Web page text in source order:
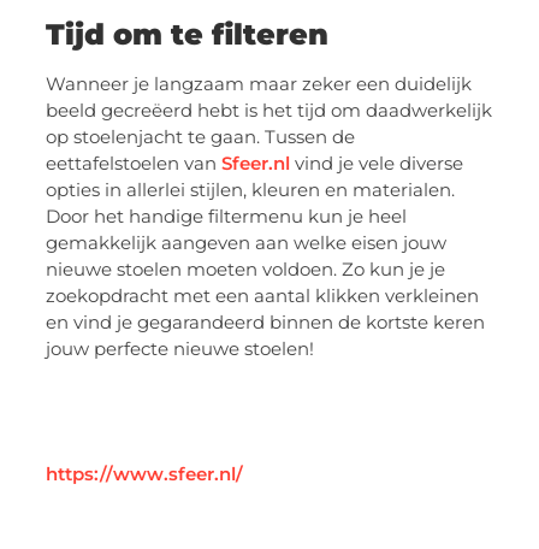
Tijd om te filteren
Wanneer je langzaam maar zeker een duidelijk
beeld gecreëerd hebt is het tijd om daadwerkelijk
op stoelenjacht te gaan. Tussen de
eettafelstoelen vanSfeer.nl vind je vele diverse
opties in allerlei stijlen, kleuren en materialen.
Door het handige filtermenu kun je heel
gemakkelijk aangeven aan welke eisen jouw
nieuwe stoelen moeten voldoen. Zo kun je je
zoekopdracht met een aantal klikken verkleinen
en vind je gegarandeerd binnen de kortste keren
jouw perfecte nieuwe stoelen!
https://www.sfeer.nl/